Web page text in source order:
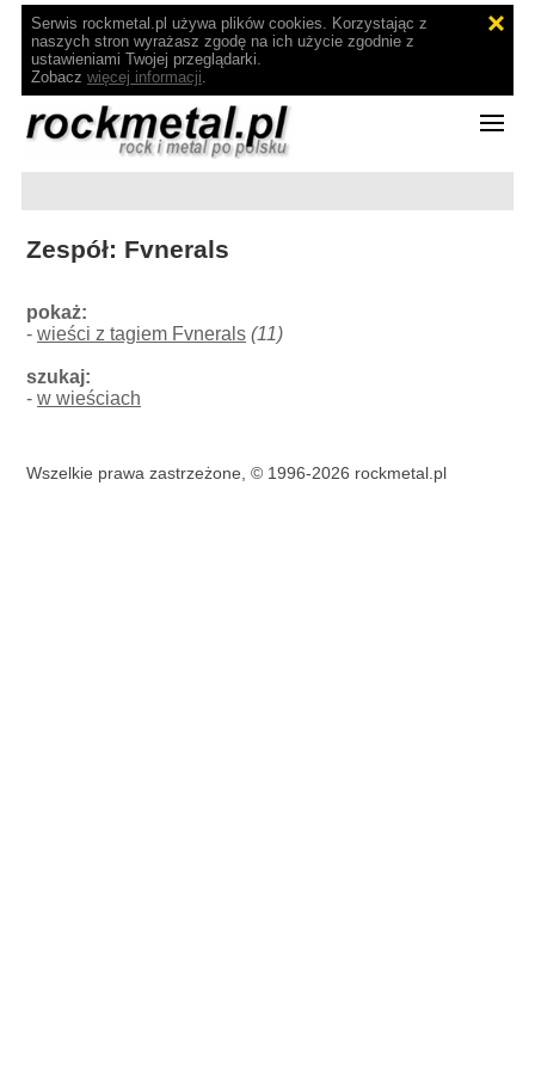
Serwis rockmetal.pl używa plików cookies. Korzystając z
naszych stron wyrażasz zgodę na ich użycie zgodnie z
ustawieniami Twojej przeglądarki.
Zobacz więcej informacji.
Zespół: Fvnerals
pokaż:
-wieści z tagiem Fvnerals (11)
szukaj:
-w wieściach
Wszelkie prawa zastrzeżone, © 1996-2026 rockmetal.pl